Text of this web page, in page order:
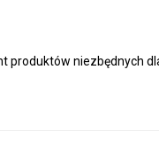
produktów niezbędnych